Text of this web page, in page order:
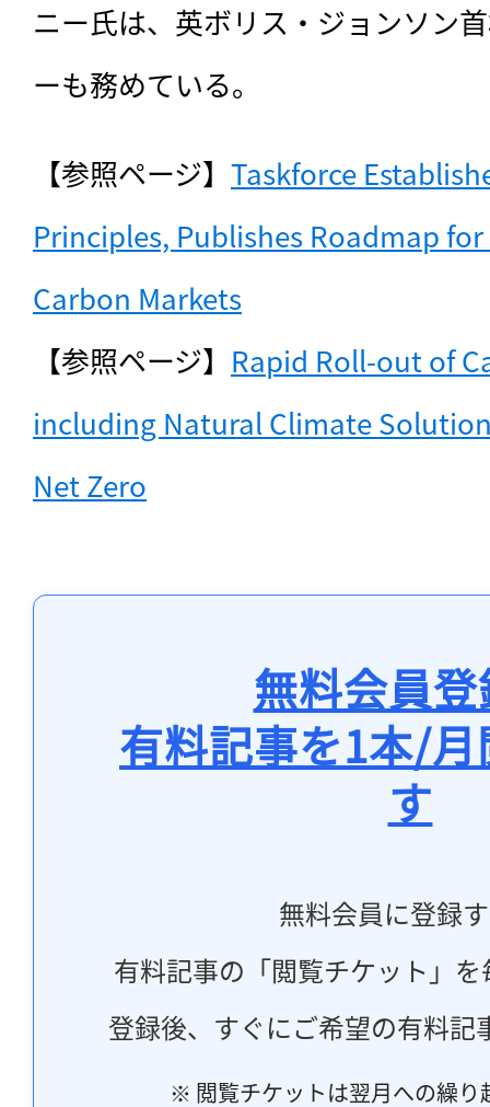
ニー氏は、英ボリス・ジョンソン
ーも務めている。
【参照ページ】 Taskforce
Principles, Publishes Roadmap
Carbon Markets
【参照ページ】 Rapid Roll-out of
including Natural Climate
Net Zero
無料会員
有料記事を1本/
す
無料会員に登録
有料記事の「閲覧チケット」
登録後、すぐにご希望の有料記
※ 閲覧チケットは翌月への繰り